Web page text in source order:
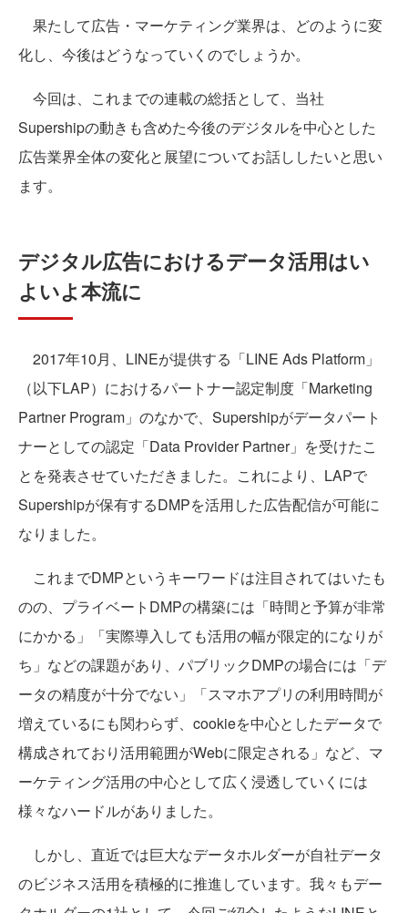
果たして広告・マーケティング業界は、どのように変
化し、今後はどうなっていくのでしょうか。
今回は、これまでの連載の総括として、当社
Supershipの動きも含めた今後のデジタルを中心とした
広告業界全体の変化と展望についてお話ししたいと思い
ます。
デジタル広告におけるデータ活用はい
よいよ本流に
2017年10月、LINEが提供する「LINE Ads Platform」
（以下LAP）におけるパートナー認定制度「Marketing
Partner Program」のなかで、Supershipがデータパート
ナーとしての認定「Data Provider Partner」を受けたこ
とを発表させていただきました。これにより、LAPで
Supershipが保有するDMPを活用した広告配信が可能に
なりました。
これまでDMPというキーワードは注目されてはいたも
のの、プライベートDMPの構築には「時間と予算が非常
にかかる」「実際導入しても活用の幅が限定的になりが
ち」などの課題があり、パブリックDMPの場合には「デ
ータの精度が十分でない」「スマホアプリの利用時間が
増えているにも関わらず、cookieを中心としたデータで
構成されており活用範囲がWebに限定される」など、マ
ーケティング活用の中心として広く浸透していくには
様々なハードルがありました。
しかし、直近では巨大なデータホルダーが自社データ
のビジネス活用を積極的に推進しています。我々もデー